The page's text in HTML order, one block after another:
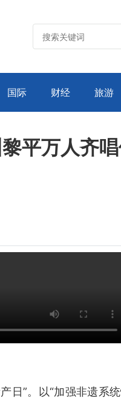
国际 财经 旅游
平万人齐
日”。以“加强非遗系